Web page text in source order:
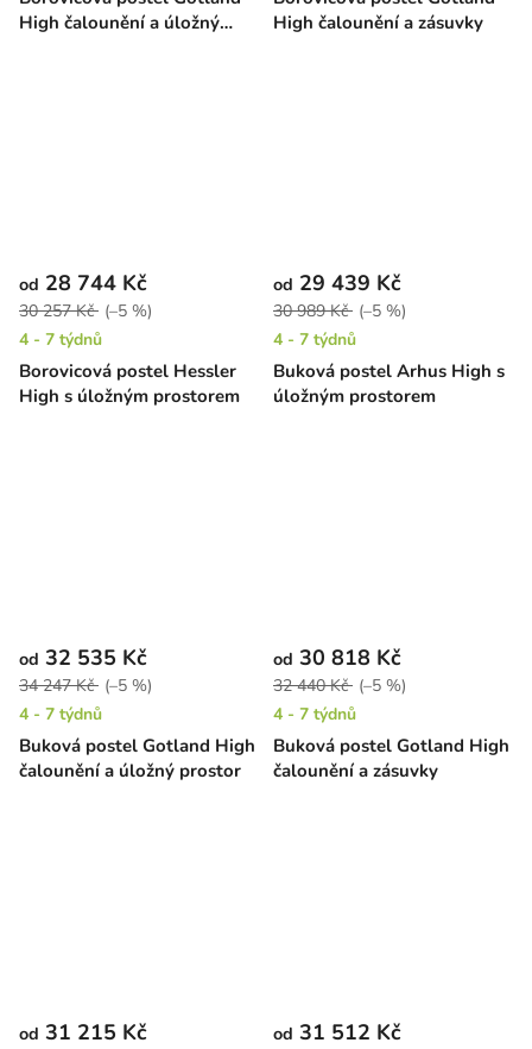
High čalounění a úložný
High čalounění a zásuvky
Borovicová postel Hessler
High s úložným prostorem
od 28 744 Kč
30 257 Kč (–5 %)
4 - 7 týdnů
Buková postel Arhus High s
úložným prostorem
od 29 439 Kč
30 989 Kč (–5 %)
4 - 7 týdnů
Buková postel Gotland High
čalounění a úložný prostor
od 32 535 Kč
34 247 Kč (–5 %)
4 - 7 týdnů
Buková postel Gotland High
čalounění a zásuvky
od 30 818 Kč
32 440 Kč (–5 %)
4 - 7 týdnů
od 31 215 Kč od 31 512 Kč